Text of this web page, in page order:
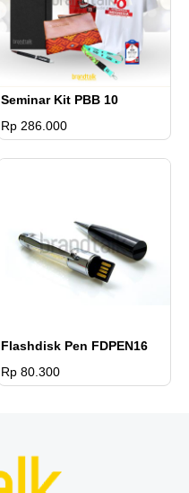
Seminar Kit PBB 10
Rp 286.000
Flashdisk Pen FDPEN16
Rp 80.300